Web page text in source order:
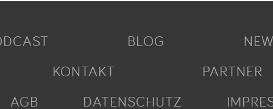
BLOG
KONTAKT
PARTNER
AGB
DATENSCHUTZ